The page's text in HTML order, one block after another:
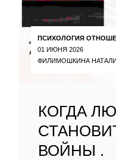
ПСИХОЛОГИЯ
01 ИЮНЯ 2026
ФИЛИМОШКИНА
КОГДА
ВОЙНЫ .